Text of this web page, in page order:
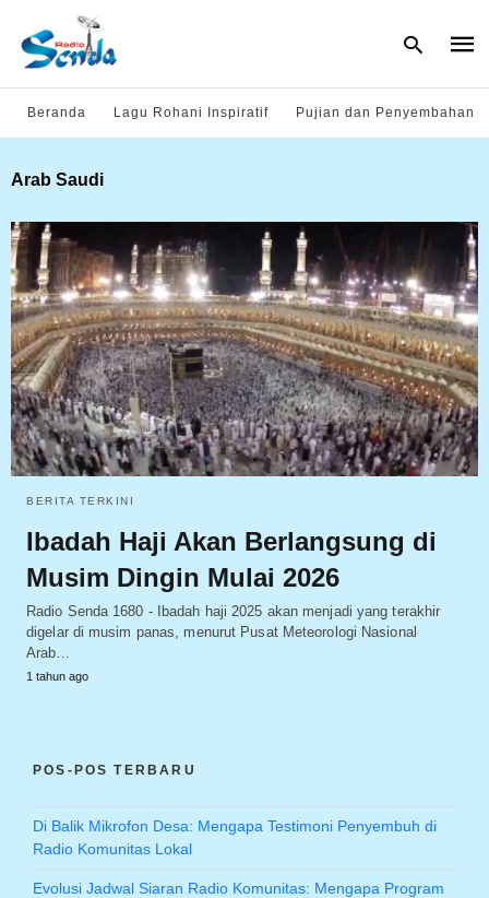
and
hit
Beranda Lagu Rohani Inspiratif Pujian dan Penyembahan
Arab Saudi
BERITA TERKINI
Ibadah Haji Akan Berlangsung di
Musim Dingin Mulai 2026
Radio Senda 1680 - Ibadah haji 2025 akan menjadi yang terakhir
digelar di musim panas, menurut Pusat Meteorologi Nasional
Arab…
1 tahun ago
POS-POS TERBARU
Di Balik Mikrofon Desa: Mengapa Testimoni Penyembuh di
Radio Komunitas Lokal
Evolusi Jadwal Siaran Radio Komunitas: Mengapa Program